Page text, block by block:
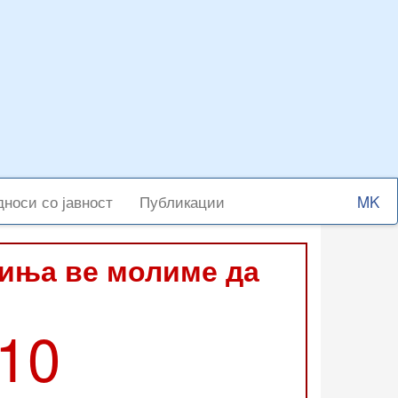
со јавност Публикации
Select
your
ве молиме да